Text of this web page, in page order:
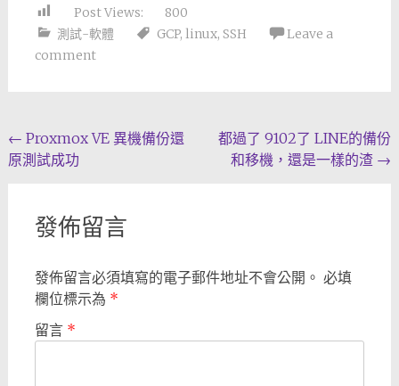
Post Views:
800
測試-軟體
GCP, linux, SSH
Leave a
comment
Post
navigation
← Proxmox VE 異機備份還
原測試成功
都過了 9102了 LINE的備份
和移機，還是一樣的渣 →
發佈留言
發佈留言必須填寫的電子郵件地址不會公開。 必填
欄位標示為 *
留言 *